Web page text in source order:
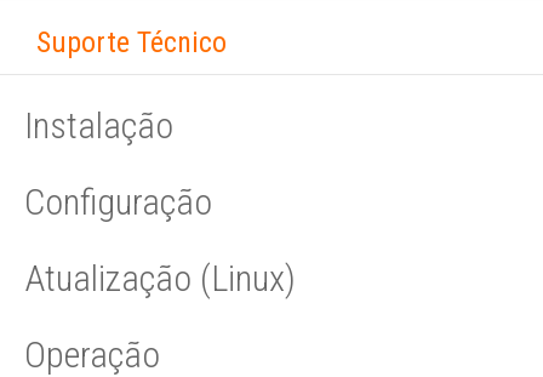
Suporte Técnico
Instalação
Configuração
Atualização (Linux)
Operação